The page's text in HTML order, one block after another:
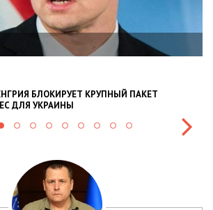
22.01.2024
НАЦПОЛІЦІЯ ЛЯКАЄ ГРОМАДЯН ПОГІРШЕННЯМ
СИТУАЦІЇ В РАЗІ МОБІЛІЗАЦІЇ ПОЛІЦІЯНТІВ НА